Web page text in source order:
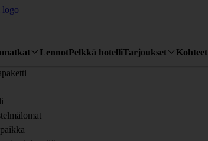
LennotPelkkä hotelliTarjoukset Kohteet